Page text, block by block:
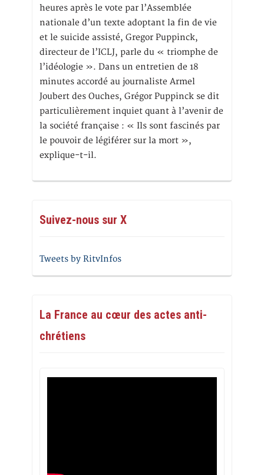
heures après le vote par l’Assemblée
nationale d’un texte adoptant la fin de vie
et le suicide assisté, Gregor Puppinck,
directeur de l’ICLJ, parle du « triomphe de
l’idéologie ». Dans un entretien de 18
minutes accordé au journaliste Armel
Joubert des Ouches, Grégor Puppinck se dit
particulièrement inquiet quant à l’avenir de
la société française : « Ils sont fascinés par
le pouvoir de légiférer sur la mort »,
explique-t-il.
Suivez-nous sur X
Tweets by RitvInfos
La France au cœur des actes anti-
chrétiens